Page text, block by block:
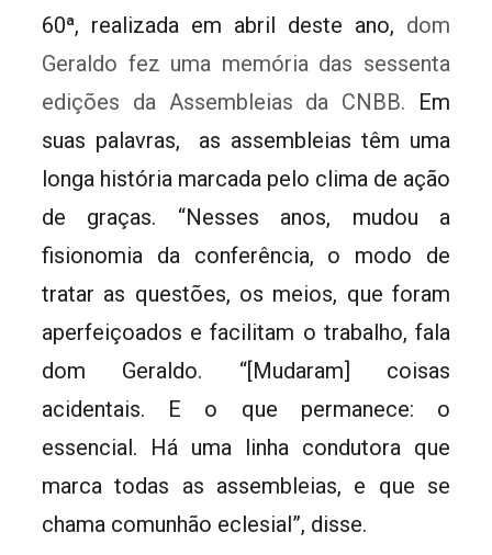
60ª, realizada em abril deste ano, dom
Geraldo fez uma memória das sessenta
edições da Assembleias da CNBB. Em
suas palavras, as assembleias têm uma
longa história marcada pelo clima de ação
de graças. “Nesses anos, mudou a
fisionomia da conferência, o modo de
tratar as questões, os meios, que foram
aperfeiçoados e facilitam o trabalho, fala
dom Geraldo. “[Mudaram] coisas
acidentais. E o que permanece: o
essencial. Há uma linha condutora que
marca todas as assembleias, e que se
chama comunhão eclesial”, disse.